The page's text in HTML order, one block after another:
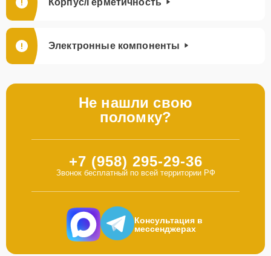
Корпус/Герметичность
Электронные компоненты
Не нашли свою
поломку?
+7 (958) 295-29-36
Звонок бесплатный по всей территории РФ
Консультация в
мессенджерах